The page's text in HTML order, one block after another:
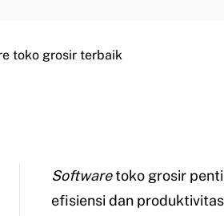
toko grosir terbaik
Softwaretoko grosir
efisiensi dan